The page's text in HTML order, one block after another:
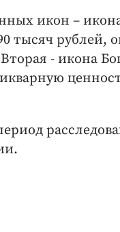
икон –
тысяч рублей,
- икона